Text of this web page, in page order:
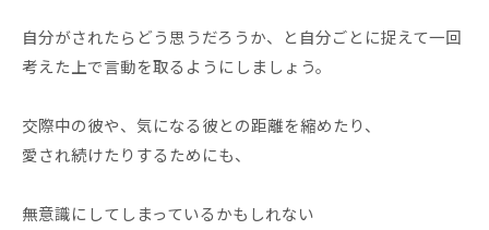
自分がされたらどう思うだろうか、と自分ごとに捉えて一回
考えた上で言動を取るようにしましょう。
交際中の彼や、気になる彼との距離を縮めたり、
愛され続けたりするためにも、
無意識にしてしまっているかもしれない